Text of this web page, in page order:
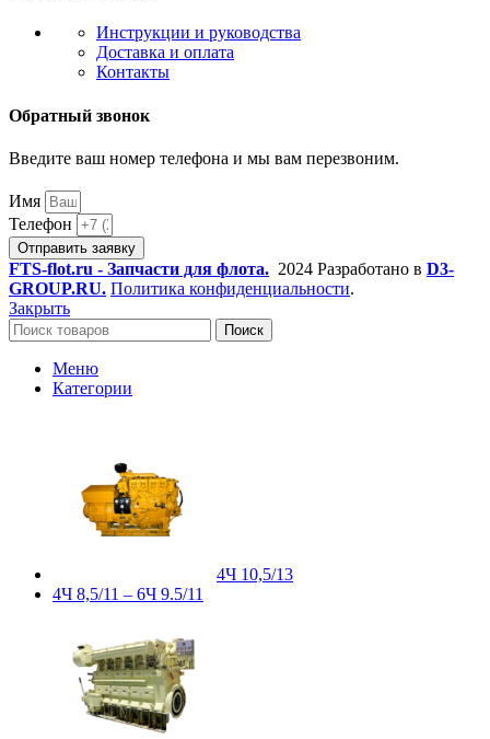
Инструкции и руководства
Доставка и оплата
Контакты
Обратный звонок
Введите ваш номер телефона и мы вам перезвоним.
Имя
Телефон
Отправить заявку
FTS-flot.ru - Запчасти для флота. 2024 Разработано в D3-
GROUP.RU. Политика конфиденциальности.
Закрыть
Поиск
Меню
Категории
4Ч 10,5/13
4Ч 8,5/11 – 6Ч 9.5/11